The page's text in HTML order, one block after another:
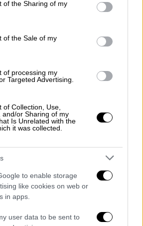
or usage behaviour. You may click to
to Google and its third-party tags to
specified purposes in below Google
of the Sharing of my
of the Sale of my
of processing my
Targeted Advertising.
of Collection, Use,
and/or Sharing of my
Is Unrelated with the
it was collected.
to enable storage
like cookies on web or
in apps.
user data to be sent to
ανακατανομής
των φαρμακείων από τις
μαθητών και
που δεν προμηθεύτηκαν
να διαθέσουν οι
και οι Διευθύνσεις
που έχουν κατά κανόνα
self-test.
μπορούν να
τη Σχολική τους Επιτροπή
με self-test για το
Δευτέρας.
φαρμακεία
της Γεωργίας